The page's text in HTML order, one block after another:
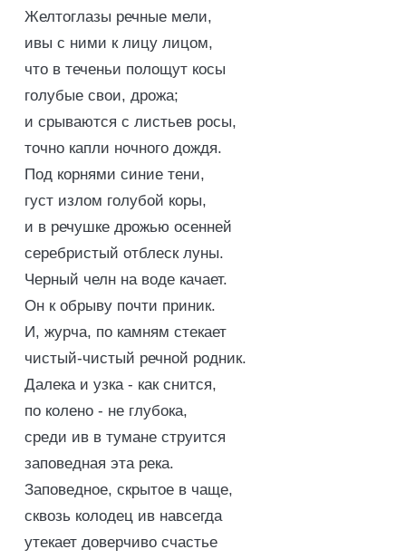
Желтоглазы речные мели,
ивы с ними к лицу лицом,
что в теченьи полощут косы
голубые свои, дрожа;
и срываются с листьев росы,
точно капли ночного дождя.
Под корнями синие тени,
густ излом голубой коры,
и в речушке дрожью осенней
серебристый отблеск луны.
Черный челн на воде качает.
Он к обрыву почти приник.
И, журча, по камням стекает
чистый-чистый речной родник.
Далека и узка - как снится,
по колено - не глубока,
среди ив в тумане струится
заповедная эта река.
Заповедное, скрытое в чаще,
сквозь колодец ив навсегда
утекает доверчиво счастье